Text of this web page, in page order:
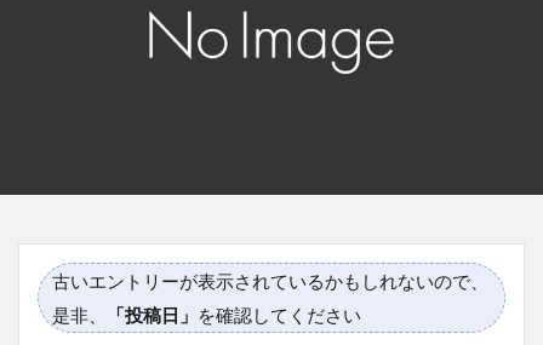
古いエントリーが表示されているかもしれないので、
是非、
「投稿日」 を確認してください